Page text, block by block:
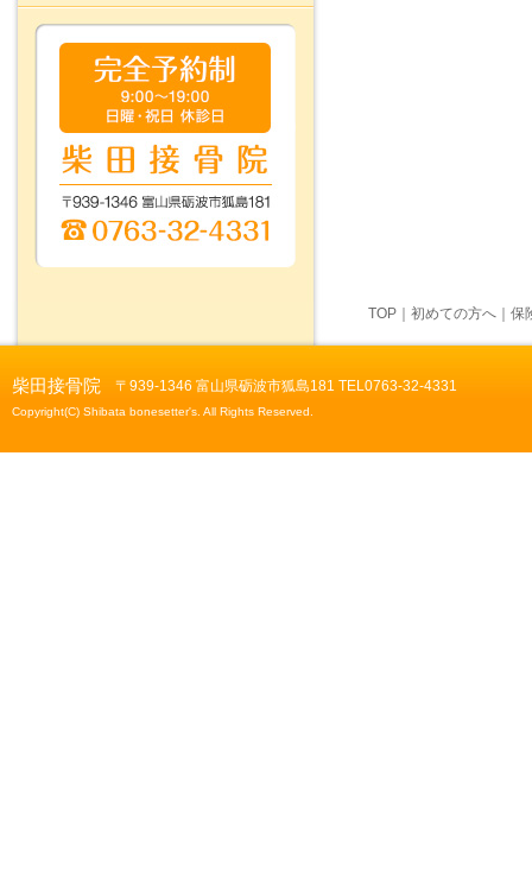
TOP 初めての方へ 保
柴田接骨院 〒939-1346 富山県砺波市狐島181 TEL0763-32-4331
Copyright(C) Shibata bonesetter's. All Rights Reserved.